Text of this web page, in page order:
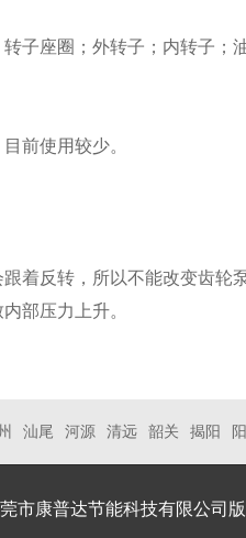
子座圈；外转子；内转子；
前使用较少。
着反转，所以不能改变齿轮
部压力上升。
汕尾 河源 清远 韶关 揭阳
市康普达节能科技有限公司